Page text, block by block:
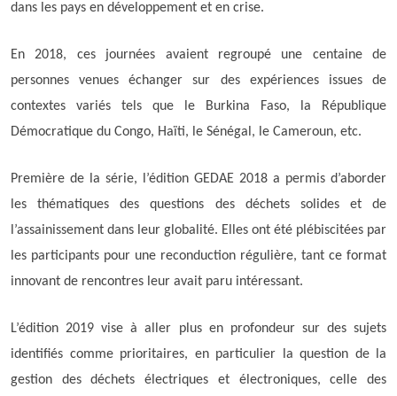
dans les pays en développement et en crise.
En 2018, ces journées avaient regroupé une centaine de
personnes venues échanger sur des expériences issues de
contextes variés tels que le Burkina Faso, la République
Démocratique du Congo, Haïti, le Sénégal, le Cameroun, etc.
Première de la série, l’édition GEDAE 2018 a permis d’aborder
les thématiques des questions des déchets solides et de
l’assainissement dans leur globalité. Elles ont été plébiscitées par
les participants pour une reconduction régulière, tant ce format
innovant de rencontres leur avait paru intéressant.
L’édition 2019 vise à aller plus en profondeur sur des sujets
identifiés comme prioritaires, en particulier la question de la
gestion des déchets électriques et électroniques, celle des